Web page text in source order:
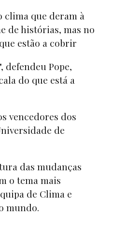
clima que deram à
de histórias, mas no
estão a cobrir
defendeu Pope,
do que está a
vencedores dos
de
das mudanças
o tema mais
de Clima e
mundo.